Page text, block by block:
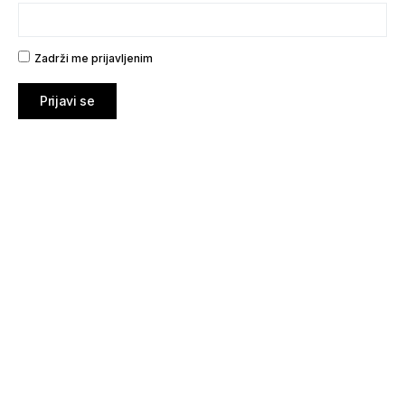
Zadrži me prijavljenim
Prijavi se